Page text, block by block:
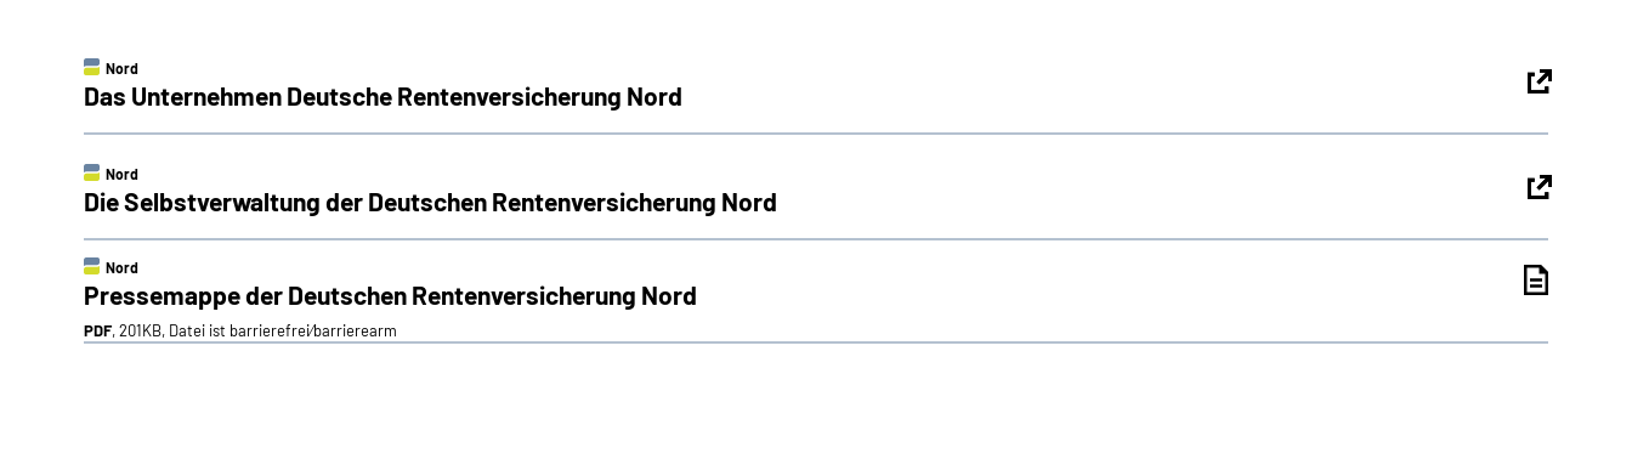
Nord
Das Unternehmen Deutsche Renten­versicherung Nord
Nord
Die Selbstverwaltung der Deutschen Rentenversicherung Nord
Nord
Pressemappe der Deutschen Rentenversicherung Nord
PDF, 201KB, Datei ist barrierefrei⁄barrierearm